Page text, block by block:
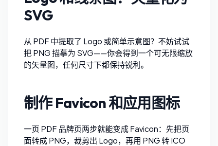
SVG
从 PDF 中提取了 Logo 或简单示意图？不妨试试
把 PNG 描摹为 SVG——你会得到一个可无限缩放
的矢量图，任何尺寸下都保持锐利。
制作 Favicon 和应用图标
一页 PDF 品牌页两步就能变成 Favicon：先把页
面转成 PNG，裁剪出 Logo，再用 PNG 转 ICO